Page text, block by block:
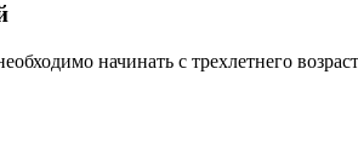
начинать с трехлетнего